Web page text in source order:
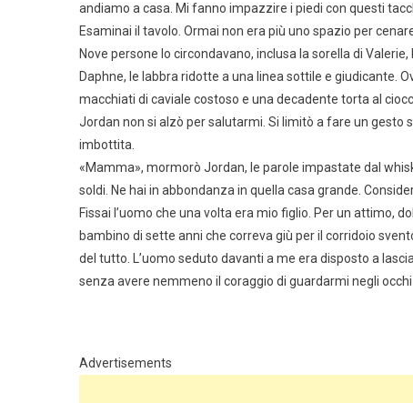
andiamo a casa. Mi fanno impazzire i piedi con questi
Esaminai il tavolo. Ormai non era più uno spazio per
Nove persone lo circondavano, inclusa la sorella di
Daphne, le labbra ridotte a una linea sottile e giudicante.
macchiati di caviale costoso e una decadente torta al
Jordan non si alzò per salutarmi. Si limitò a fare un gesto
imbottita.
«Mamma», mormorò Jordan, le parole impastate dal
soldi. Ne hai in abbondanza in quella casa grande.
Fissai l’uomo che una volta era mio figlio. Per un attimo,
bambino di sette anni che correva giù per il corridoio
del tutto. L’uomo seduto davanti a me era disposto a
senza avere nemmeno il coraggio di guardarmi negli
Advertisements